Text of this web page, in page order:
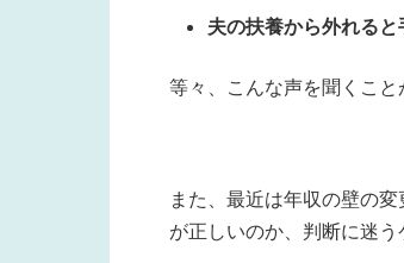
夫の扶養から外れる
等々、こんな声を聞くこと
また、最近は年収の壁の
が正しいのか、判断に迷